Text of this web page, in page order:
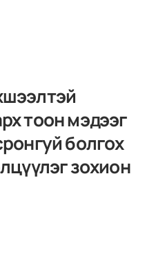
тоон мэдээг
болгох
зохион